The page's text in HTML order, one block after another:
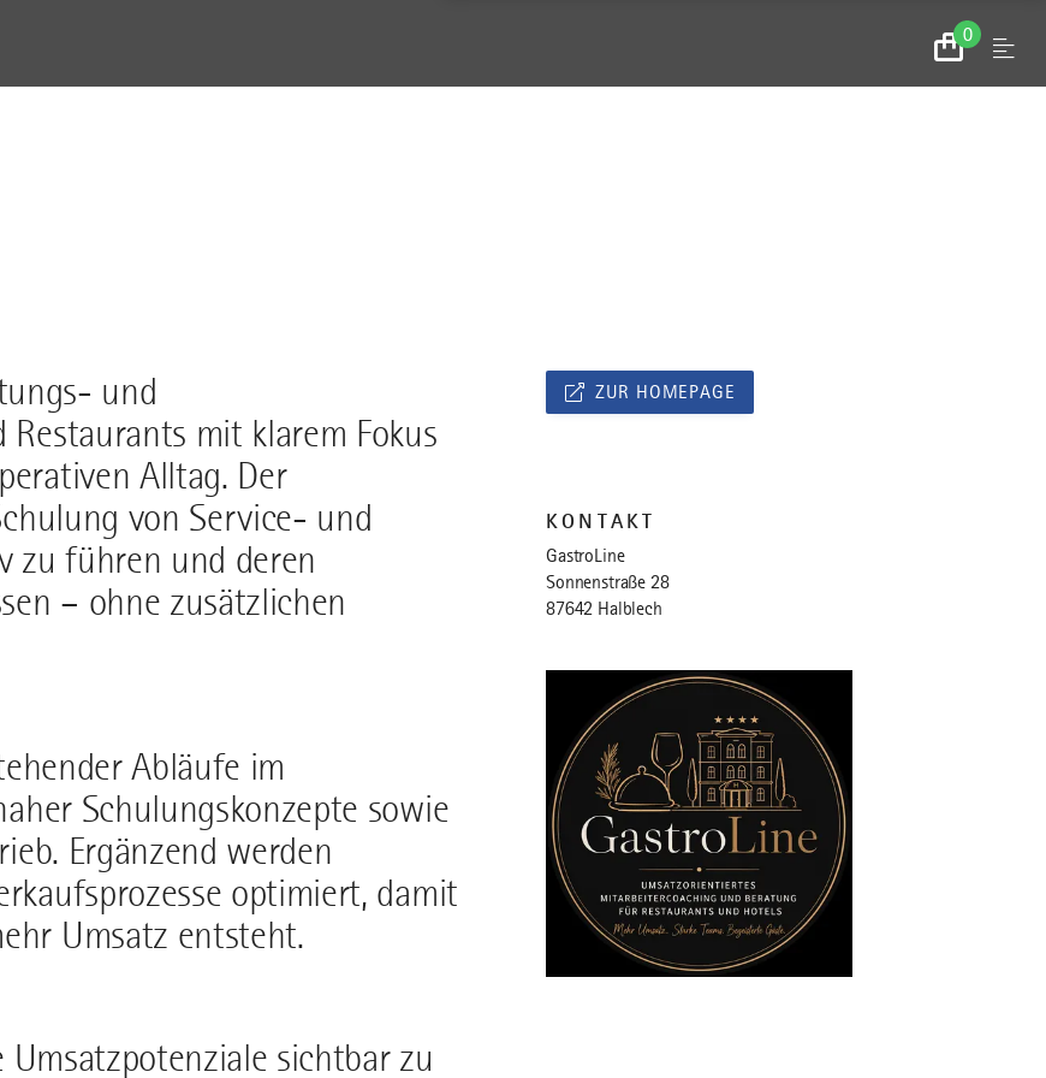
0
Zum
Warenkorb
Menu
und
mit klarem Fokus
Alltag. Der
von Service- und
zu führen und deren
– ohne zusätzlichen
Abläufe im
Schulungskonzepte sowie
Ergänzend werden
optimiert, damit
Umsatz entsteht.
sichtbar zu
ZUR HOMEPAGE
KONTAKT
GastroLine
Sonnenstraße 28
87642 Halblech